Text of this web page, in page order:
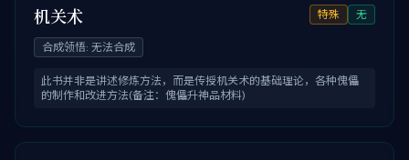
机关术 特殊 无
合成领悟: 无法合成
此书并非是讲述修炼方法，而是传授机关术的基础理论，各种傀儡
的制作和改进方法(备注：傀儡升神品材料)